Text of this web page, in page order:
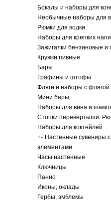
Бокалы и наборы для
Необычные наборы для
Рюмки для водки
Наборы для крепких
Зажигалки бензиновые и
Кружки пивные
Бары
Графины и штофы
Фляги и наборы с флягой
Мини бары
Наборы для вина и
Стопки перевертыши.
Наборы для коктейлей
+- Настенные сувениры
элементами
Часы настенные
Ключницы
Панно
Иконы, оклады
Гербы, эмблемы